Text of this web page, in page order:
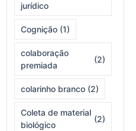
jurídico
Cognição (1)
colaboração
premiada
(2)
colarinho branco (2)
Coleta de material
biológico
(2)